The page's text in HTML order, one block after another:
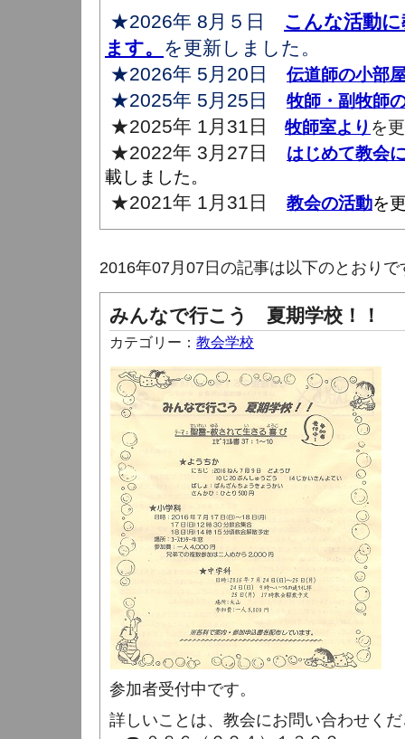
★2026年 8月５日 こんな活動
ます。 を更新しました。
★2026年 5月20日 伝道師の小部
★2025年 5月25日 牧師・副牧師
★2025年 1月31日 牧師室より を
★2022年 3月27日
はじめて教会
載しました。
★2021年 1月31日 教会の活動を
2016年07月07日の記事は以下のとおりで
みんなで行こう 夏期学校！！
カテゴリー： 教会学校
参加者受付中です。
詳しいことは、教会にお問い合わせく